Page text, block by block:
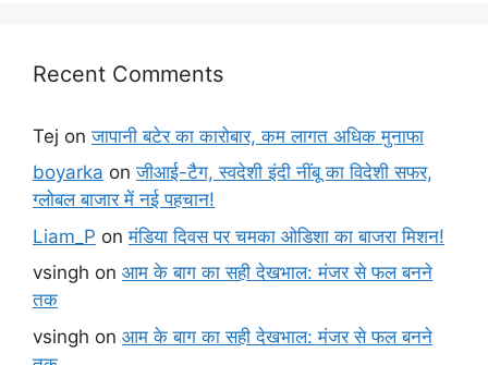
Recent Comments
Tej onजापानी बटेर का कारोबार, कम लागत अधिक मुनाफा
boyarka onजीआई-टैग, स्वदेशी इंदी नींबू का विदेशी सफर,
ग्लोबल बाजार में नई पहचान!
Liam_P onमंडिया दिवस पर चमका ओडिशा का बाजरा मिशन!
vsingh on आम के बाग का सही देखभाल: मंजर से फल बनने
तक
vsingh on आम के बाग का सही देखभाल: मंजर से फल बनने